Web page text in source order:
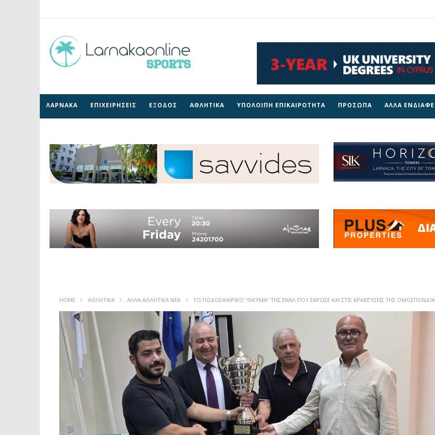
ΛΑΡΝΑΚΑ ΕΠΙΧΕΙΡΗΣΕΙΣ ΕΞΟΔΟΣ ΑΘΛΗΤΙΚΑ ΥΠΟΛΟΙΠΗ ΕΠΙΚΑΙΡΟΤΗΤΑ ΠΡΟΣΩΠΑ ΑΛΛΑ
HOME ΑΘΛΗΤΙΚΑ ΑΛΛΑ ΑΘΛΗΤΙΚΑ ΝΕΑ ΤΟ ΠΟΔΟΣΦΑΙΡΙΚΌ “ΘΑΎΜΑ” ΤΗΣ ΕΝΑΛ ΠΟΥ ΣΆΡΩΣΕ ΚΑΙ ΣΤΙΣ ΒΡΑΒΕΎΣΕΙΣ ΤΗΣ